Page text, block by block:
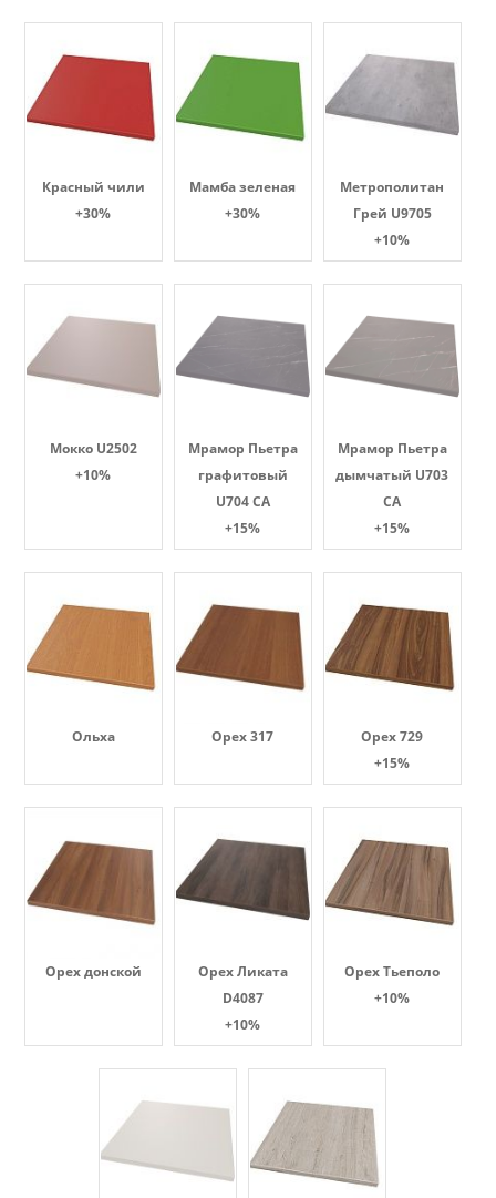
Красный чили
+30%
Мамба зеленая
+30%
Метрополитан
Грей U9705
+10%
Мокко U2502
+10%
Мрамор Пьетра
графитовый
U704 CA
+15%
Мрамор Пьетра
дымчатый U703
CA
+15%
Ольха Орех 317
Орех 729
+15%
Орех донской
Орех Ликата
D4087
+10%
Орех Тьеполо
+10%